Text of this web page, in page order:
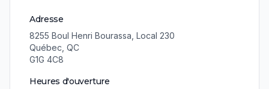
Adresse
8255 Boul Henri Bourassa, Local 230
Québec QC
G1G 4C8
Heures d'ouverture